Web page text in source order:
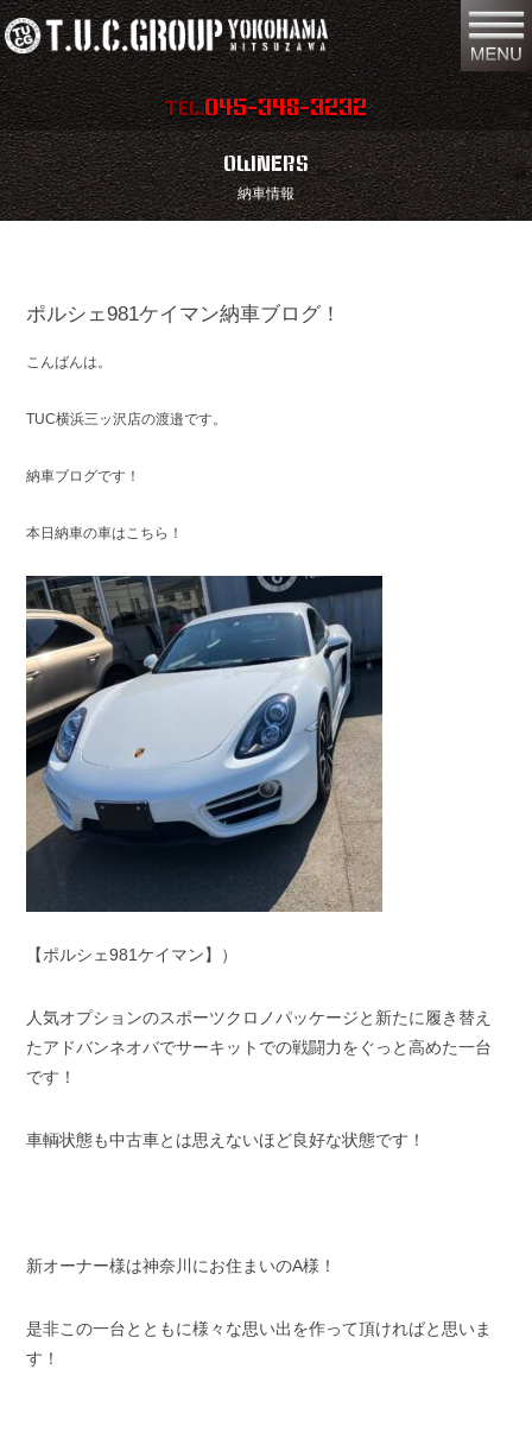
TEL.045-348-3232
在庫車両情報 店舗情報
保証内容 地図
スタッフ紹介 お問い合わせ
特別作業
買取無料査定
保険
リクルート
スタッフブログ 納車情報
ホーム T.U.C.GROUP
OWNERS
納車情報
ポルシェ981ケイマン納車ブログ！
こんばんは。
TUC横浜三ッ沢店の渡邉です。
納車ブログです！
本日納車の車はこちら！
【ポルシェ981ケイマン】）
人気オプションのスポーツクロノパッケージと新たに履き替え
たアドバンネオバでサーキットでの戦闘力をぐっと高めた一台
です！
車輌状態も中古車とは思えないほど良好な状態です！
新オーナー様は神奈川にお住まいのA様！
是非この一台とともに様々な思い出を作って頂ければと思いま
す！